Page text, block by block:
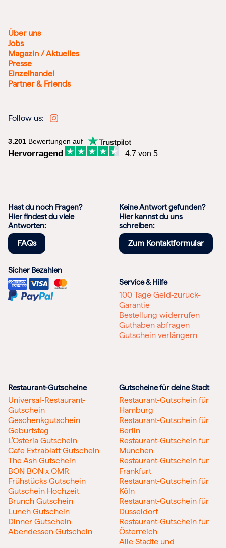
Über uns
Jobs
Magazin / Aktuelles
Presse
Einzelhandel
Partner & Friends
Follow us:
3.201 Bewertungen auf
Hervorragend 4.7 von 5
Hast du noch Fragen?
Hier findest du viele
Antworten:
FAQs
Keine Antwort gefunden?
Hier kannst du uns
schreiben:
Zum Kontaktformular
Sicher Bezahlen
Service & Hilfe
100 Tage Geld-zurück-
Garantie
Bestellung widerrufen
Guthaben abfragen
Gutschein verlängern
Restaurant-Gutscheine
Universal-Restaurant-
Gutschein
Geschenkgutschein
Geburtstag
L’Osteria Gutschein
Cafe Extrablatt Gutschein
The Ash Gutschein
BON BON x OMR
Frühstücks Gutschein
Gutschein Hochzeit
Brunch Gutschein
Lunch Gutschein
Dinner Gutschein
Abendessen Gutschein
Gutscheine für deine Stadt
Restaurant-Gutschein für
Hamburg
Restaurant-Gutschein für
Berlin
Restaurant-Gutschein für
München
Restaurant-Gutschein für
Frankfurt
Restaurant-Gutschein für
Köln
Restaurant-Gutschein für
Düsseldorf
Restaurant-Gutschein für
Österreich
Alle Städte und